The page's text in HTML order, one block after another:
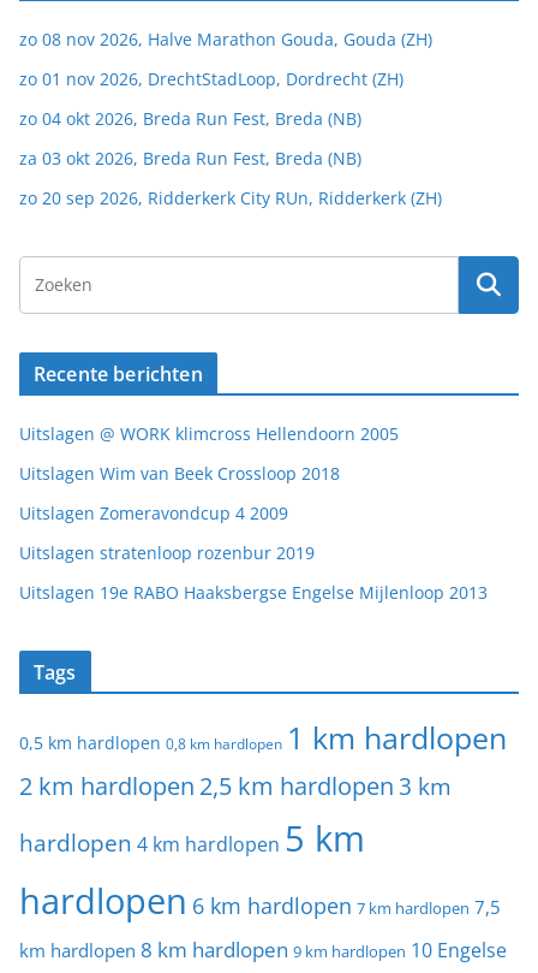
zo 08 nov 2026, Halve Marathon Gouda, Gouda (ZH)
zo 01 nov 2026, DrechtStadLoop, Dordrecht (ZH)
zo 04 okt 2026, Breda Run Fest, Breda (NB)
za 03 okt 2026, Breda Run Fest, Breda (NB)
zo 20 sep 2026, Ridderkerk City RUn, Ridderkerk (ZH)
Recente berichten
Uitslagen @ WORK klimcross Hellendoorn 2005
Uitslagen Wim van Beek Crossloop 2018
Uitslagen Zomeravondcup 4 2009
Uitslagen stratenloop rozenbur 2019
Uitslagen 19e RABO Haaksbergse Engelse Mijlenloop 2013
Tags
0,5 km hardlopen 0,8 km hardlopen 1 km hardlopen
2 km hardlopen 2,5 km hardlopen 3 km
hardlopen 4 km hardlopen 5 km
hardlopen 6 km hardlopen 7 km hardlopen 7,5
km hardlopen 8 km hardlopen 9 km hardlopen 10 Engelse